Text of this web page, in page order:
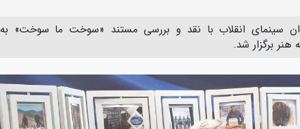
سینمای انقلاب با نقد و بررسی مستند «سوخت ما سوخت» به
برگزار شد.